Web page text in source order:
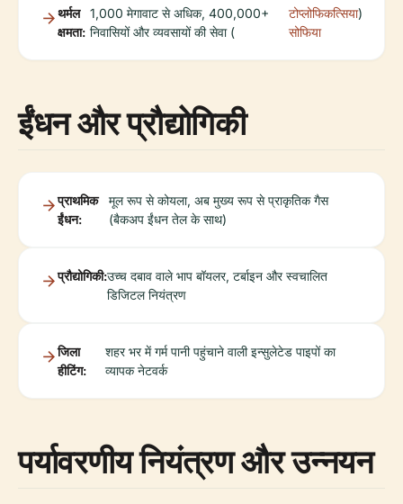
थर्मल
क्षमता:
1,000 मेगावाट से अधिक, 400,000+
निवासियों और व्यवसायों की सेवा (
टोप्लोफिकत्सिया
सोफिया
)
ईंधन और प्रौद्योगिकी
प्राथमिक
ईंधन:
मूल रूप से कोयला, अब मुख्य रूप से प्राकृतिक गैस
(बैकअप ईंधन तेल के साथ)
प्रौद्योगिकी:उच्च दबाव वाले भाप बॉयलर, टर्बाइन और स्वचालित
डिजिटल नियंत्रण
जिला
हीटिंग:
शहर भर में गर्म पानी पहुंचाने वाली इन्सुलेटेड पाइपों का
व्यापक नेटवर्क
पर्यावरणीय नियंत्रण और उन्नयन